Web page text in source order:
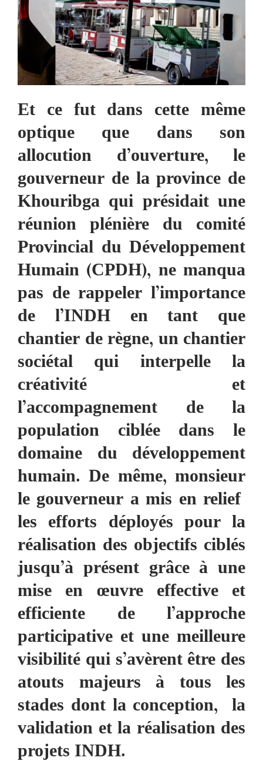
Et ce fut dans cette même
optique que dans son
allocution d’ouverture, le
gouverneur de la province de
Khouribga qui présidait une
réunion plénière du comité
Provincial du Développement
Humain (CPDH), ne manqua
pas de rappeler l’importance
de l’INDH en tant que
chantier de règne, un chantier
sociétal qui interpelle la
créativité et
l’accompagnement de la
population ciblée dans le
domaine du développement
humain. De même, monsieur
le gouverneur a mis en relief
les efforts déployés pour la
réalisation des objectifs ciblés
jusqu’à présent grâce à une
mise en œuvre effective et
efficiente de l’approche
participative et une meilleure
visibilité qui s’avèrent être des
atouts majeurs à tous les
stades dont la conception, la
validation et la réalisation des
projets INDH.